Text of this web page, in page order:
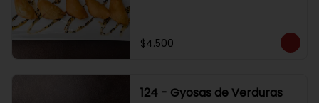
$4.500
124 - Gyosas de Verduras